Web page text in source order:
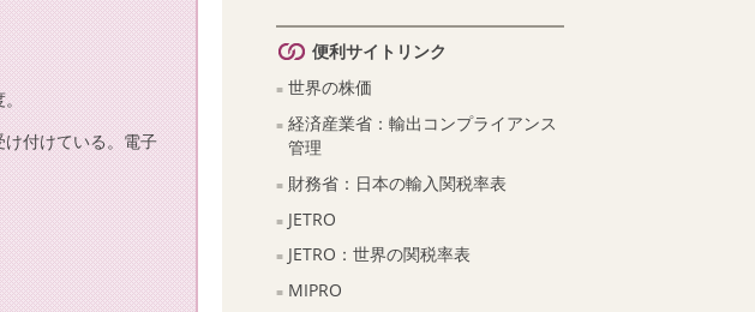
付けている。電子
便利サイトリンク
世界の株価
経済産業省：輸出コンプライアンス
管理
財務省：日本の輸入関税率表
JETRO
JETRO：世界の関税率表
MIPRO